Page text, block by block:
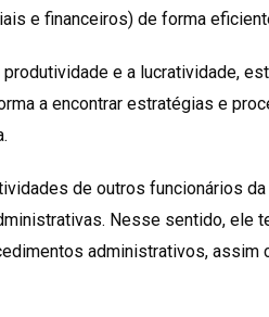
e financeiros) de forma
e a lucratividade,
a encontrar estratégias e
de outros funcionários
Nesse sentido, ele
administrativos, assim